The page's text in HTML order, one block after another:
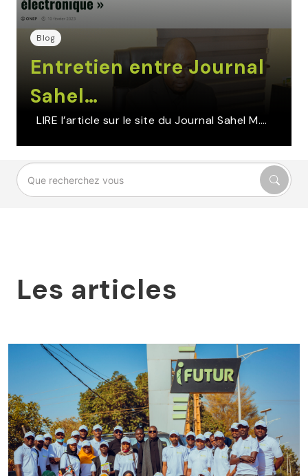
Blog
Entretien entre Journal
Sahel…
LIRE l’article sur le site du Journal Sahel M.…
Les articles